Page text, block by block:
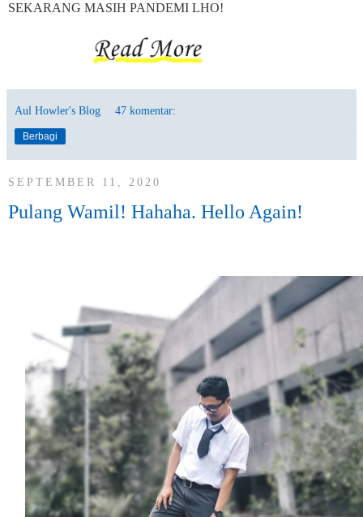
SEKARANG MASIH PANDEMI LHO!
Aul Howler's Blog 47 komentar:
Berbagi
SEPTEMBER 11, 2020
Pulang Wamil! Hahaha. Hello Again!